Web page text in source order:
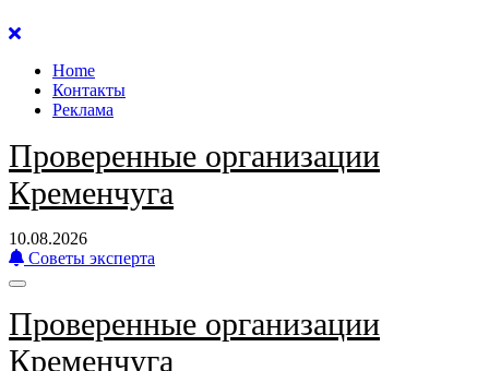
Перейти
содержанию
Home
Контакты
Реклама
Проверенные организации
Кременчуга
10.08.2026
Советы эксперта
Проверенные организации
Кременчуга